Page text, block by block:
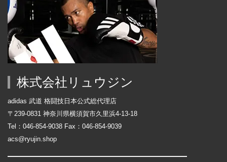
株式会社リュウジン
adidas 武道 格闘技日本公式総代理店
〒239-0831 神奈川県横須賀市久里浜4-13-18
Tel：046-854-9038 Fax：046-854-9039
acs@ryujin.shop